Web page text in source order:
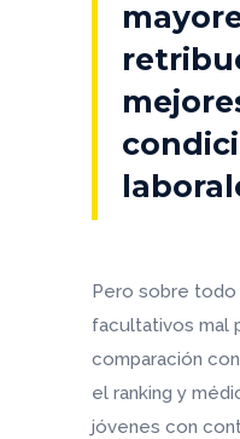
Pero sobre todo
facultativos mal
comparación
el ranking y
jóvenes con